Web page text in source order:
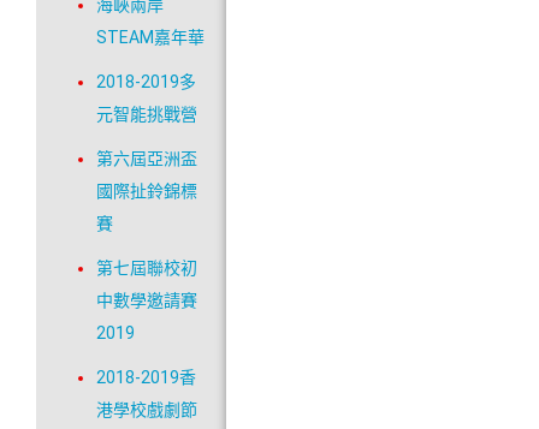
海峽兩岸
STEAM嘉年華
2018-2019多
元智能挑戰營
第六屆亞洲盃
國際扯鈴錦標
賽
第七屆聯校初
中數學邀請賽
2019
2018-2019香
港學校戲劇節